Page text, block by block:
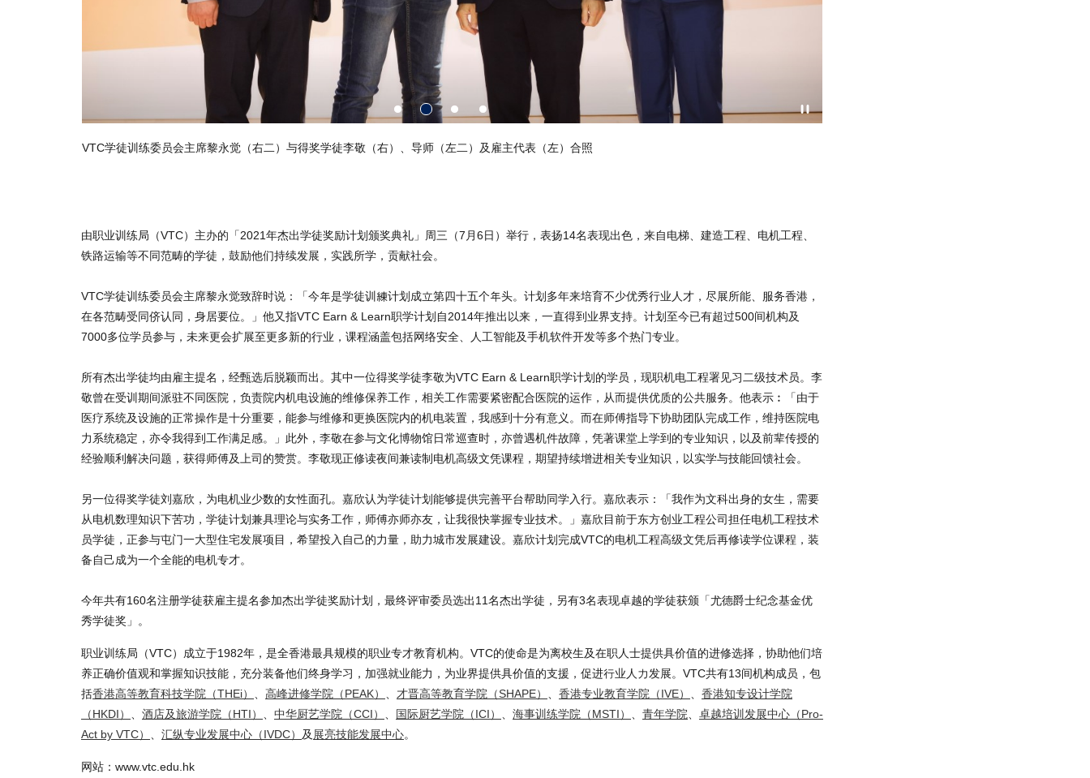
VTC学徒训练委员会主席黎永觉（右二）与得奖学徒李敬（右）、导师（左二）及雇主代表（左）合照
由职业训练局（VTC）主办的「2021年杰出学徒奖励计划颁奖典礼」周三（7月6日）举行，表扬14名表现出色，来自电梯、建造工程、电机工程、
铁路运输等不同范畴的学徒，鼓励他们持续发展，实践所学，贡献社会。
VTC学徒训练委员会主席黎永觉致辞时说：「今年是学徒训練计划成立第四十五个年头。计划多年来培育不少优秀行业人才，尽展所能、服务香港，
在各范畴受同侪认同，身居要位。」他又指VTC Earn & Learn职学计划自2014年推出以来，一直得到业界支持。计划至今已有超过500间机构及
7000多位学员参与，未来更会扩展至更多新的行业，课程涵盖包括网络安全、人工智能及手机软件开发等多个热门专业。
所有杰出学徒均由雇主提名，经甄选后脱颖而出。其中一位得奖学徒李敬为VTC Earn & Learn职学计划的学员，现职机电工程署见习二级技术员。李
敬曾在受训期间派驻不同医院，负责院内机电设施的维修保养工作，相关工作需要紧密配合医院的运作，从而提供优质的公共服务。他表示︰「由于
医疗系统及设施的正常操作是十分重要，能参与维修和更换医院内的机电装置，我感到十分有意义。而在师傅指导下协助团队完成工作，维持医院电
力系统稳定，亦令我得到工作满足感。」此外，李敬在参与文化博物馆日常巡查时，亦曾遇机件故障，凭著课堂上学到的专业知识，以及前辈传授的
经验顺利解决问题，获得师傅及上司的赞赏。李敬现正修读夜间兼读制电机高级文凭课程，期望持续增进相关专业知识，以实学与技能回馈社会。
另一位得奖学徒刘嘉欣，为电机业少数的女性面孔。嘉欣认为学徒计划能够提供完善平台帮助同学入行。嘉欣表示：「我作为文科出身的女生，需要
从电机数理知识下苦功，学徒计划兼具理论与实务工作，师傅亦师亦友，让我很快掌握专业技术。」嘉欣目前于东方创业工程公司担任电机工程技术
员学徒，正参与屯门一大型住宅发展项目，希望投入自己的力量，助力城市发展建设。嘉欣计划完成VTC的电机工程高级文凭后再修读学位课程，装
备自己成为一个全能的电机专才。
今年共有160名注册学徒获雇主提名参加杰出学徒奖励计划，最终评审委员选出11名杰出学徒，另有3名表现卓越的学徒获颁「尤德爵士纪念基金优
秀学徒奖」。
职业训练局（VTC）成立于1982年，是全香港最具规模的职业专才教育机构。VTC的使命是为离校生及在职人士提供具价值的进修选择，协助他们培
养正确价值观和掌握知识技能，充分装备他们终身学习，加强就业能力，为业界提供具价值的支援，促进行业人力发展。VTC共有13间机构成员，包
括香港高等教育科技学院（THEi） 高峰进修学院（PEAK） 才晋高等教育学院（SHAPE） 香港专业教育学院（IVE）
香港知专设计学院
（HKDI）
酒店及旅游学院（HTI） 中华厨艺学院（CCI） 国际厨艺学院（ICI） 海事训练学院（MSTI） 青年学院
卓越培训发展中心（Pro-
Act by VTC）
汇纵专业发展中心（IVDC） 及 展亮技能发展中心。
网站：www.vtc.edu.hk